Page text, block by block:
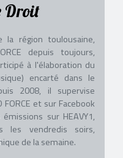
Droit
la région toulousaine,
depuis toujours,
à l'élaboration du
encarté dans le
2008, il supervise
et sur Facebook
sur HEAVY1,
les vendredis soirs,
de la semaine.